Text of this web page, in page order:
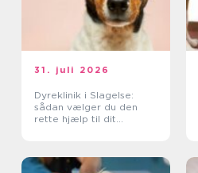
31. juli 2026
Dyreklinik i Slagelse:
sådan vælger du den
rette hjælp til dit